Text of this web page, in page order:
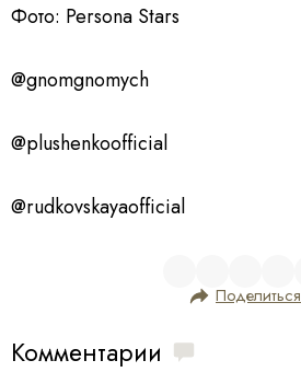
Фото: Persona Stars
@gnomgnomych
@plushenkoofficial
@rudkovskayaofficial
Поделиться
Комментарии